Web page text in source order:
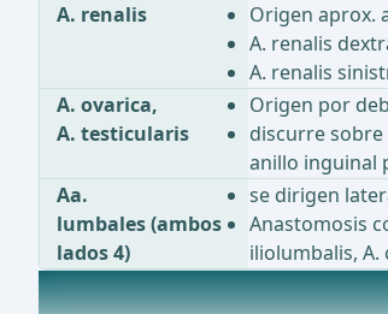
A. renalis
Origen aprox.
A. renalis
A. renalis
A. ovarica,
A. testicularis
Origen por
discurre sobre
anillo inguinal
Aa.
lumbales (ambos
lados 4)
se dirigen
Anastomosis
iliolumbalis,
Ramas impares de la aorta abdominal